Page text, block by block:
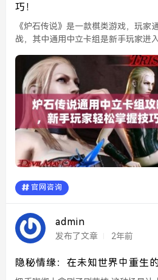
巧！
《炉石传说》是一款棋类游戏，玩家
战，其中通用中立卡组是新手玩家进
能够更容易上手，探索不同的战术与
这...
官网咨询
admin
发布了文章 2年前
隐秘情缘：在未知世界中重生